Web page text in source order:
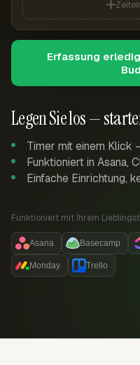
Legen Sie los —
Timer mit einem Klick
Funktioniert in Asana,
Einfache Einrichtung,
Funktioniert mit Ihrem
Asana Basecamp
Monday Trello
Erfassung